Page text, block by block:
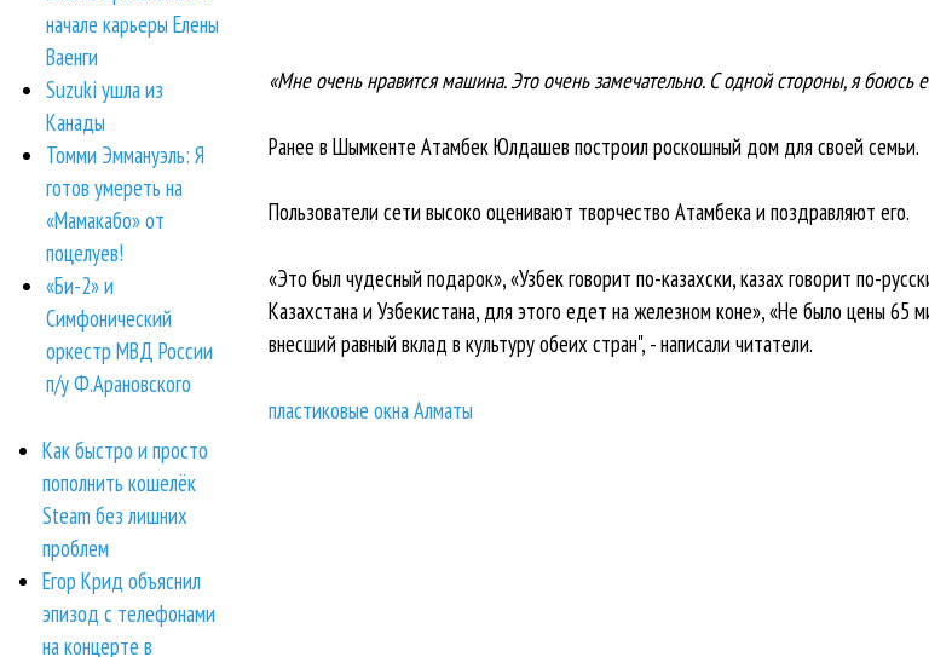
«Мне очень нравится машина. Это очень замечательно. С одной стороны, я боюсь
Ранее в Шымкенте Атамбек Юлдашев построил роскошный дом для своей семьи.
Пользователи сети высоко оценивают творчество Атамбека и поздравляют его.
«Это был чудесный подарок», «Узбек говорит по-казахски, казах говорит по-
Казахстана и Узбекистана, для этого едет на железном коне», «Не было цены 65
внесший равный вклад в культуру обеих стран", - написали читатели.
пластиковые окна Алматы
начале карьеры Елены
Ваенги
Suzuki ушла из
Канады
Томми Эммануэль: Я
готов умереть на
«Мамакабо» от
поцелуев!
«Би-2» и
Симфонический
оркестр МВД России
п/у Ф.Арановского
Как быстро и просто
пополнить кошелёк
Steam без лишних
проблем
Егор Крид объяснил
эпизод с телефонами
на концерте в